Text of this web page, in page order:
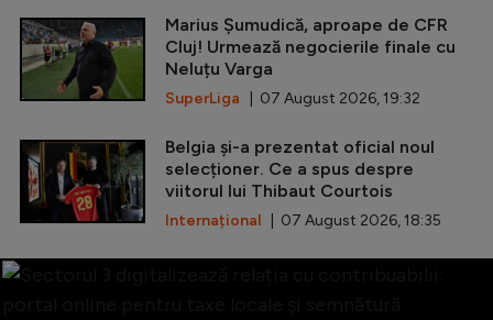
Marius Șumudică, aproape de CFR
Cluj! Urmează negocierile finale cu
Neluțu Varga
SuperLiga | 07 August 2026, 19:32
Belgia și-a prezentat oficial noul
selecționer. Ce a spus despre
viitorul lui Thibaut Courtois
Internațional | 07 August 2026, 18:35